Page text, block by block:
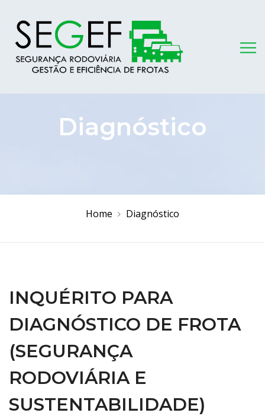
Diagnóstico
Home Diagnóstico
INQUÉRITO PARA
DIAGNÓSTICO DE FROTA
(SEGURANÇA
RODOVIÁRIA E
SUSTENTABILIDADE)